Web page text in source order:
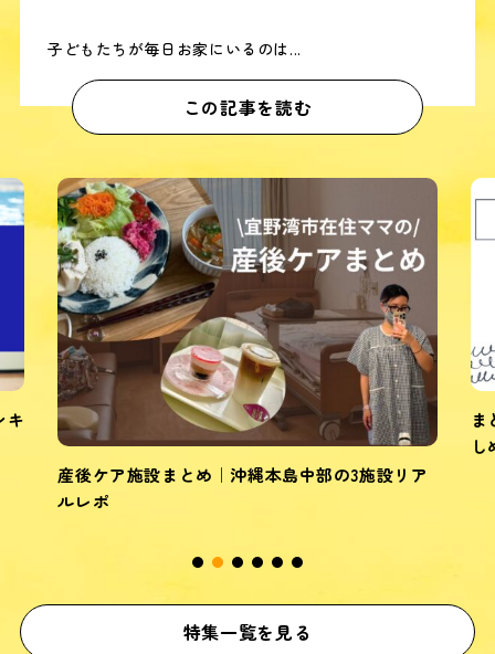
子どもたちが毎日お家にいるのは...
この記事を読む
まとめ｜沖縄本島7月のファミリーや子連れで楽
しめるイベント10選
特集一覧を見る